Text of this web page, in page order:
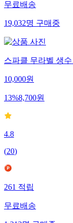
무료배송
19,032명구매중
스파클 무라벨 생
10,000원
13%8,700원
4.8
(20)
261적립
무료배송